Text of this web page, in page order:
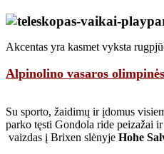
Akcentas yra kasmet vyksta
Alpinolino vasaros
Su sporto, žaidimų ir įdomus
parko tęsti Gondola ride peizažai
vaizdas į Brixen slėnyje Hohe